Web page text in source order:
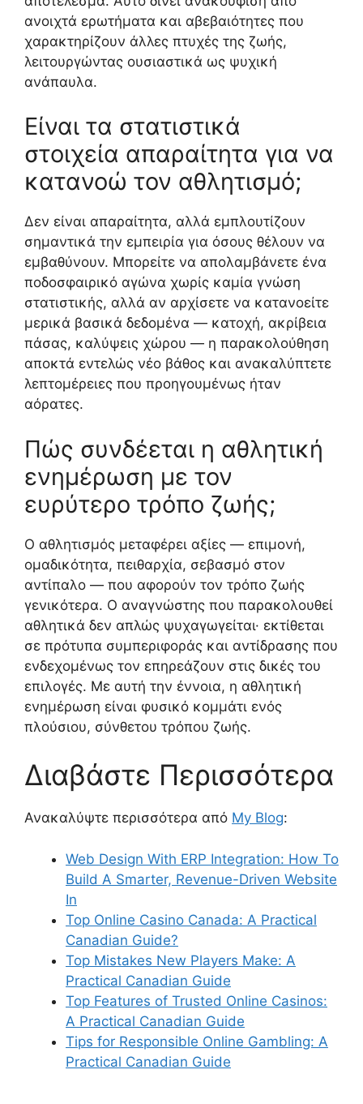
ανοιχτά ερωτήματα και αβεβαιότητες που
χαρακτηρίζουν άλλες πτυχές της ζωής,
λειτουργώντας ουσιαστικά ως ψυχική
ανάπαυλα.
Είναι τα στατιστικά
στοιχεία απαραίτητα για να
κατανοώ τον αθλητισμό;
Δεν είναι απαραίτητα, αλλά εμπλουτίζουν
σημαντικά την εμπειρία για όσους θέλουν να
εμβαθύνουν. Μπορείτε να απολαμβάνετε ένα
ποδοσφαιρικό αγώνα χωρίς καμία γνώση
στατιστικής, αλλά αν αρχίσετε να κατανοείτε
μερικά βασικά δεδομένα — κατοχή, ακρίβεια
πάσας, καλύψεις χώρου — η παρακολούθηση
αποκτά εντελώς νέο βάθος και ανακαλύπτετε
λεπτομέρειες που προηγουμένως ήταν
αόρατες.
Πώς συνδέεται η αθλητική
ενημέρωση με τον
ευρύτερο τρόπο ζωής;
Ο αθλητισμός μεταφέρει αξίες — επιμονή,
ομαδικότητα, πειθαρχία, σεβασμό στον
αντίπαλο — που αφορούν τον τρόπο ζωής
γενικότερα. Ο αναγνώστης που παρακολουθεί
αθλητικά δεν απλώς ψυχαγωγείται· εκτίθεται
σε πρότυπα συμπεριφοράς και αντίδρασης που
ενδεχομένως τον επηρεάζουν στις δικές του
επιλογές. Με αυτή την έννοια, η αθλητική
ενημέρωση είναι φυσικό κομμάτι ενός
πλούσιου, σύνθετου τρόπου ζωής.
Διαβάστε Περισσότερα
Ανακαλύψτε περισσότερα από My Blog:
Web Design With ERP Integration: How To
Build A Smarter, Revenue-Driven Website
In
Top Online Casino Canada: A Practical
Canadian Guide?
Top Mistakes New Players Make: A
Practical Canadian Guide
Top Features of Trusted Online Casinos:
A Practical Canadian Guide
Tips for Responsible Online Gambling: A
Practical Canadian Guide